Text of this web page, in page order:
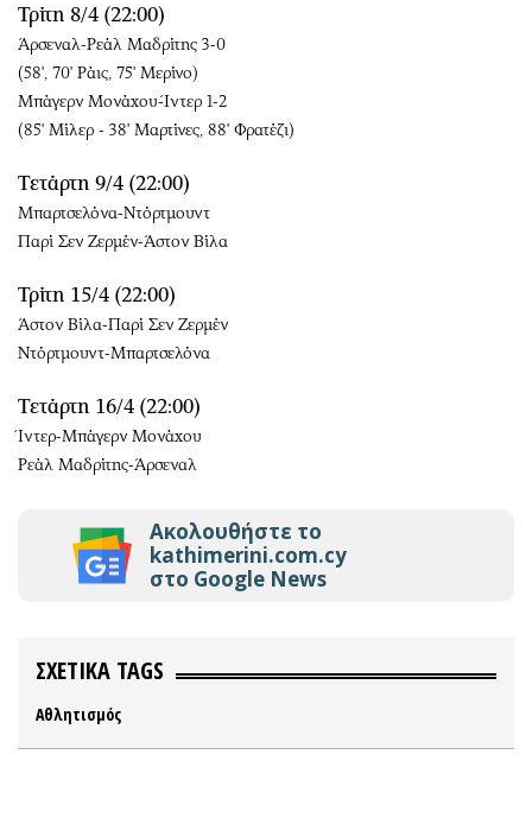
Τρίτη 8/4 (22:00)
Άρσεναλ-Ρεάλ Μαδρίτης 3-0
(58', 70' Ράις, 75' Μερίνο)
Μπάγερν Μονάχου-Ίντερ 1-2
(85' Μίλερ - 38' Μαρτίνες, 88' Φρατέζι)
Τετάρτη 9/4 (22:00)
Μπαρτσελόνα-Ντόρτμουντ
Παρί Σεν Ζερμέν-Άστον Βίλα
Τρίτη 15/4 (22:00)
Άστον Βίλα-Παρί Σεν Ζερμέν
Ντόρτμουντ-Μπαρτσελόνα
Τετάρτη 16/4 (22:00)
Ίντερ-Μπάγερν Μονάχου
Ρεάλ Μαδρίτης-Άρσεναλ
Ακολουθήστε το
kathimerini.com.cy
στο Google News
ΣΧΕΤΙΚΑ TAGS
Αθλητισμός